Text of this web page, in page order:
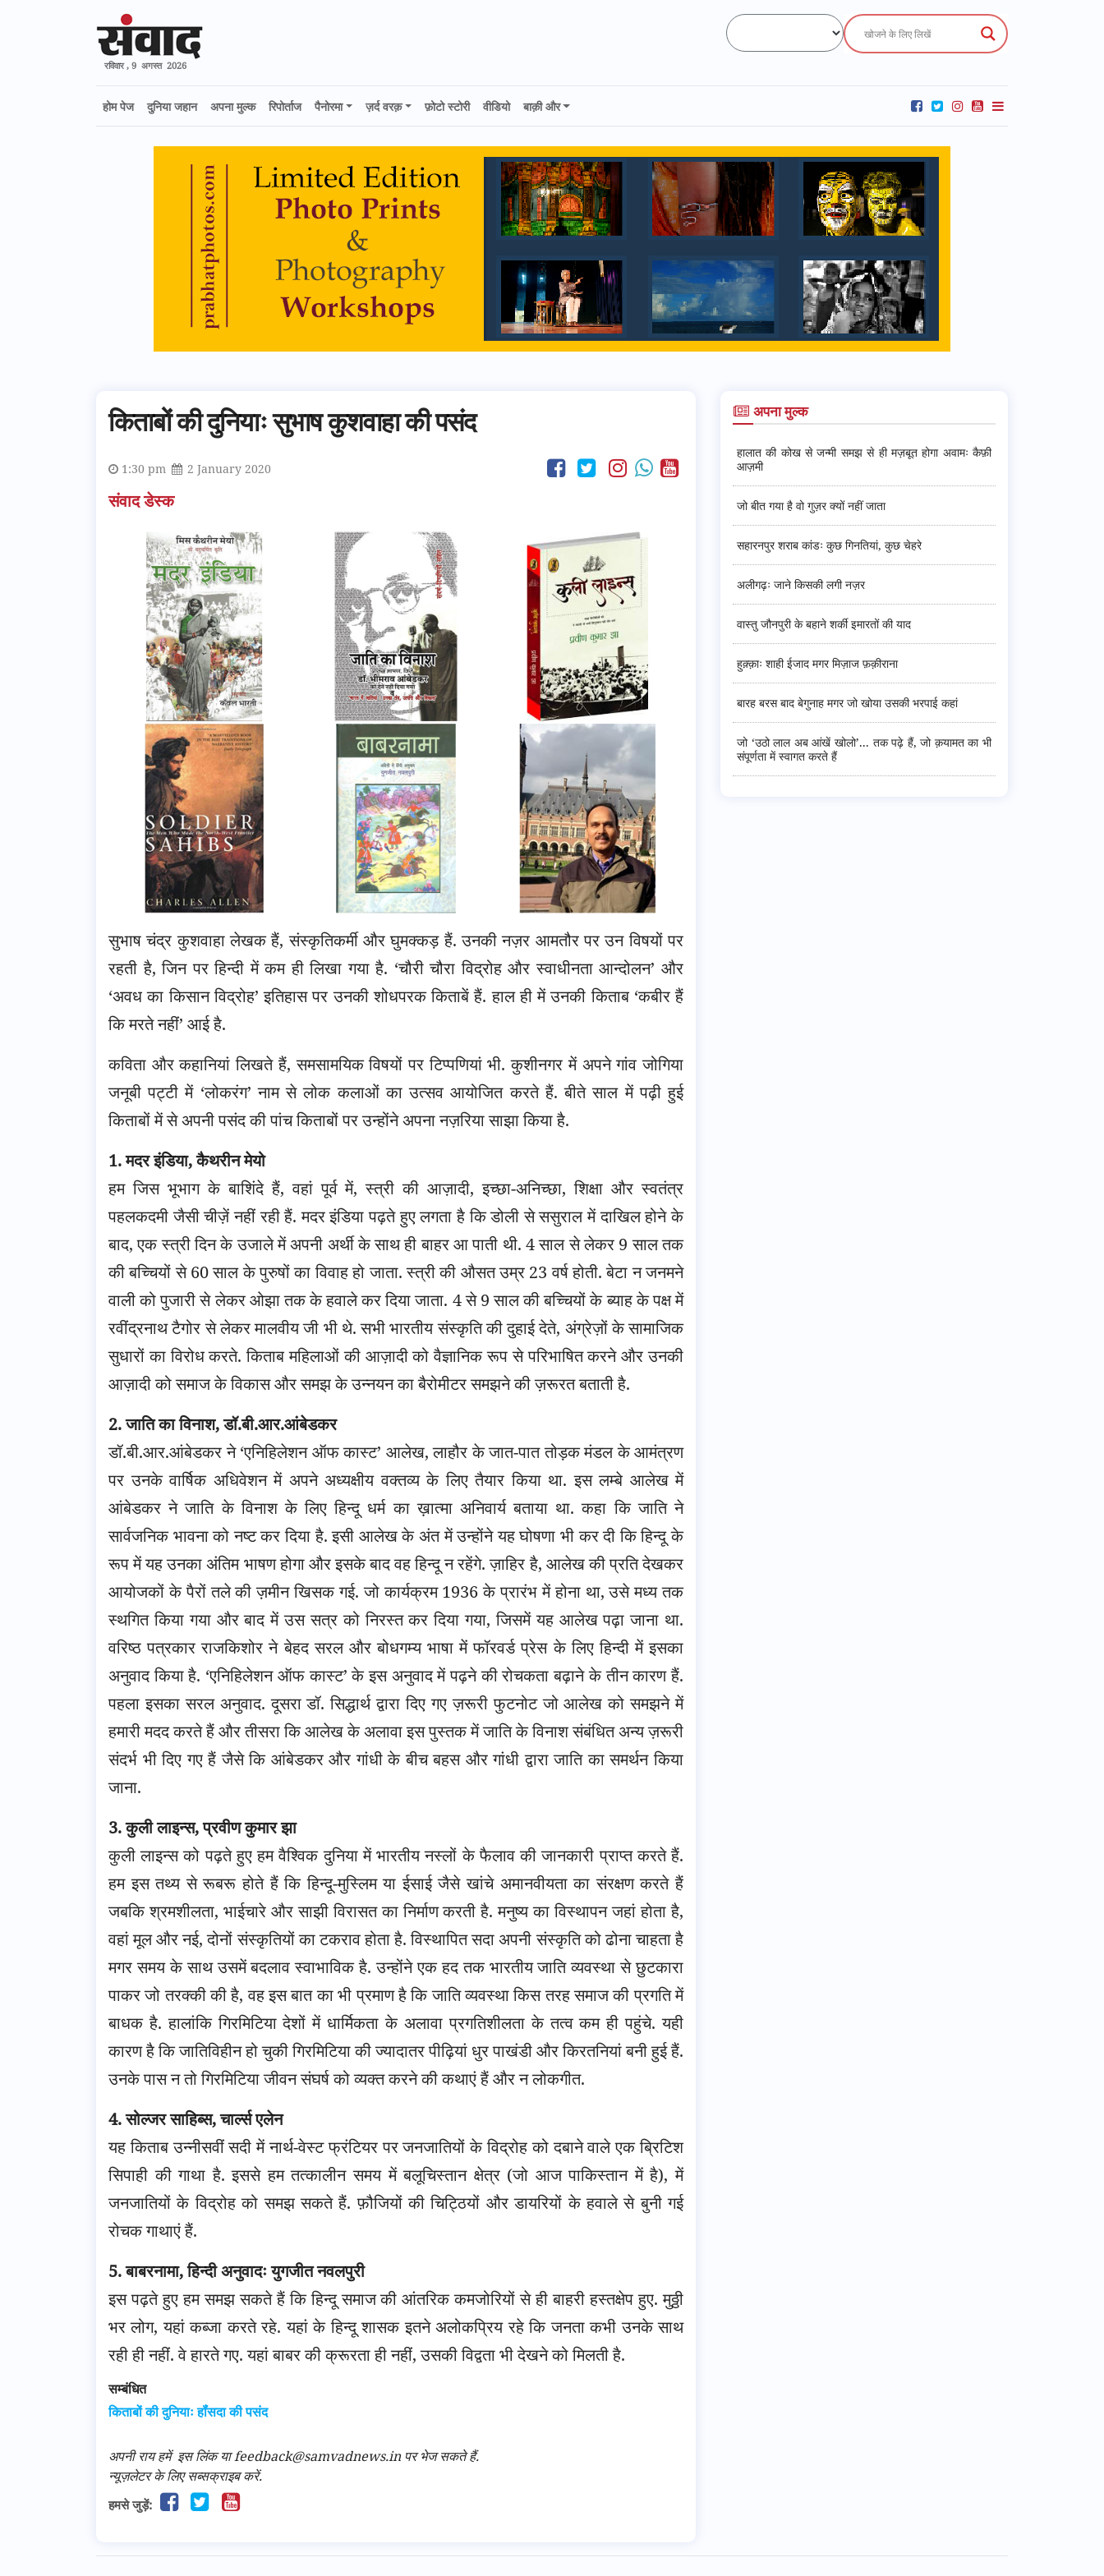
रविवार , 9 अगस्त 2026
होम पेज दुनिया जहान अपना मुल्क रिपोर्ताज पैनोरमा ज़र्द वरक़ फ़ोटो स्टोरी वीडियो बाक़ी और
किताबों की दुनियाः सुभाष कुशवाहा की पसंद
1:30 pm 2 January 2020
संवाद डेस्क
सुभाष चंद्र कुशवाहा लेखक हैं, संस्कृतिकर्मी और घुमक्कड़ हैं. उनकी नज़र आमतौर पर उन विषयों पर
रहती है, जिन पर हिन्दी में कम ही लिखा गया है. ‘चौरी चौरा विद्रोह और स्वाधीनता आन्दोलन’ और
‘अवध का किसान विद्रोह’ इतिहास पर उनकी शोधपरक किताबें हैं. हाल ही में उनकी किताब ‘कबीर हैं
कि मरते नहीं’ आई है.
कविता और कहानियां लिखते हैं, समसामयिक विषयों पर टिप्पणियां भी. कुशीनगर में अपने गांव जोगिया
जनूबी पट्टी में ‘लोकरंग’ नाम से लोक कलाओं का उत्सव आयोजित करते हैं. बीते साल में पढ़ी हुई
किताबों में से अपनी पसंद की पांच किताबों पर उन्होंने अपना नज़रिया साझा किया है.
1. मदर इंडिया, कैथरीन मेयो
हम जिस भूभाग के बाशिंदे हैं, वहां पूर्व में, स्त्री की आज़ादी, इच्छा-अनिच्छा, शिक्षा और स्वतंत्र
पहलकदमी जैसी चीज़ें नहीं रही हैं. मदर इंडिया पढ़ते हुए लगता है कि डोली से ससुराल में दाखिल होने के
बाद, एक स्त्री दिन के उजाले में अपनी अर्थी के साथ ही बाहर आ पाती थी. 4 साल से लेकर 9 साल तक
की बच्चियों से 60 साल के पुरुषों का विवाह हो जाता. स्त्री की औसत उम्र 23 वर्ष होती. बेटा न जनमने
वाली को पुजारी से लेकर ओझा तक के हवाले कर दिया जाता. 4 से 9 साल की बच्चियों के ब्याह के पक्ष में
रवींद्रनाथ टैगोर से लेकर मालवीय जी भी थे. सभी भारतीय संस्कृति की दुहाई देते, अंग्रेज़ों के सामाजिक
सुधारों का विरोध करते. किताब महिलाओं की आज़ादी को वैज्ञानिक रूप से परिभाषित करने और उनकी
आज़ादी को समाज के विकास और समझ के उन्नयन का बैरोमीटर समझने की ज़रूरत बताती है.
2. जाति का विनाश, डॉ.बी.आर.आंबेडकर
डॉ.बी.आर.आंबेडकर ने ‘एनिहिलेशन ऑफ कास्ट’ आलेख, लाहौर के जात-पात तोड़क मंडल के आमंत्रण
पर उनके वार्षिक अधिवेशन में अपने अध्यक्षीय वक्तव्य के लिए तैयार किया था. इस लम्बे आलेख में
आंबेडकर ने जाति के विनाश के लिए हिन्दू धर्म का ख़ात्मा अनिवार्य बताया था. कहा कि जाति ने
सार्वजनिक भावना को नष्ट कर दिया है. इसी आलेख के अंत में उन्होंने यह घोषणा भी कर दी कि हिन्दू के
रूप में यह उनका अंतिम भाषण होगा और इसके बाद वह हिन्दू न रहेंगे. ज़ाहिर है, आलेख की प्रति देखकर
आयोजकों के पैरों तले की ज़मीन खिसक गई. जो कार्यक्रम 1936 के प्रारंभ में होना था, उसे मध्य तक
स्थगित किया गया और बाद में उस सत्र को निरस्त कर दिया गया, जिसमें यह आलेख पढ़ा जाना था.
वरिष्ठ पत्रकार राजकिशोर ने बेहद सरल और बोधगम्य भाषा में फॉरवर्ड प्रेस के लिए हिन्दी में इसका
अनुवाद किया है. ‘एनिहिलेशन ऑफ कास्ट’ के इस अनुवाद में पढ़ने की रोचकता बढ़ाने के तीन कारण हैं.
पहला इसका सरल अनुवाद. दूसरा डॉ. सिद्धार्थ द्वारा दिए गए ज़रूरी फुटनोट जो आलेख को समझने में
हमारी मदद करते हैं और तीसरा कि आलेख के अलावा इस पुस्तक में जाति के विनाश संबंधित अन्य ज़रूरी
संदर्भ भी दिए गए हैं जैसे कि आंबेडकर और गांधी के बीच बहस और गांधी द्वारा जाति का समर्थन किया
जाना.
3. कुली लाइन्स, प्रवीण कुमार झा
कुली लाइन्स को पढ़ते हुए हम वैश्विक दुनिया में भारतीय नस्लों के फैलाव की जानकारी प्राप्त करते हैं.
हम इस तथ्य से रूबरू होते हैं कि हिन्दू-मुस्लिम या ईसाई जैसे खांचे अमानवीयता का संरक्षण करते हैं
जबकि श्रमशीलता, भाईचारे और साझी विरासत का निर्माण करती है. मनुष्य का विस्थापन जहां होता है,
वहां मूल और नई, दोनों संस्कृतियों का टकराव होता है. विस्थापित सदा अपनी संस्कृति को ढोना चाहता है
मगर समय के साथ उसमें बदलाव स्वाभाविक है. उन्होंने एक हद तक भारतीय जाति व्यवस्था से छुटकारा
पाकर जो तरक्की की है, वह इस बात का भी प्रमाण है कि जाति व्यवस्था किस तरह समाज की प्रगति में
बाधक है. हालांकि गिरमिटिया देशों में धार्मिकता के अलावा प्रगतिशीलता के तत्व कम ही पहुंचे. यही
कारण है कि जातिविहीन हो चुकी गिरमिटिया की ज्यादातर पीढ़ियां धुर पाखंडी और किरतनियां बनी हुई हैं.
उनके पास न तो गिरमिटिया जीवन संघर्ष को व्यक्त करने की कथाएं हैं और न लोकगीत.
4. सोल्जर साहिब्स, चार्ल्स एलेन
यह किताब उन्नीसवीं सदी में नार्थ-वेस्ट फ्रंटियर पर जनजातियों के विद्रोह को दबाने वाले एक ब्रिटिश
सिपाही की गाथा है. इससे हम तत्कालीन समय में बलूचिस्तान क्षेत्र (जो आज पाकिस्तान में है), में
जनजातियों के विद्रोह को समझ सकते हैं. फ़ौजियों की चिट्ठियों और डायरियों के हवाले से बुनी गई
रोचक गाथाएं हैं.
5. बाबरनामा, हिन्दी अनुवादः युगजीत नवलपुरी
इस पढ़ते हुए हम समझ सकते हैं कि हिन्दू समाज की आंतरिक कमजोरियों से ही बाहरी हस्तक्षेप हुए. मुठ्ठी
भर लोग, यहां कब्जा करते रहे. यहां के हिन्दू शासक इतने अलोकप्रिय रहे कि जनता कभी उनके साथ
रही ही नहीं. वे हारते गए. यहां बाबर की क्रूरता ही नहीं, उसकी विद्वता भी देखने को मिलती है.
सम्बंधित
किताबों की दुनियाः हॉंसदा की पसंद
अपनी राय हमें इस लिंकया feedback@samvadnews.in पर भेज सकते हैं.
न्यूज़लेटर के लिए सब्सक्राइब करें.
हमसे जुड़ें:
अपना मुल्क
हालात की कोख से जन्मी समझ से ही मज़बूत होगा अवामः कैफ़ी
आज़मी
जो बीत गया है वो गुज़र क्यों नहीं जाता
सहारनपुर शराब कांडः कुछ गिनतियां, कुछ चेहरे
अलीगढ़ः जाने किसकी लगी नज़र
वास्तु जौनपुरी के बहाने शर्की इमारतों की याद
हुक़्क़ाः शाही ईजाद मगर मिज़ाज फ़क़ीराना
बारह बरस बाद बेगुनाह मगर जो खोया उसकी भरपाई कहां
जो ‘उठो लाल अब आंखें खोलो’... तक पढ़े हैं, जो क़यामत का भी
संपूर्णता में स्वागत करते हैं